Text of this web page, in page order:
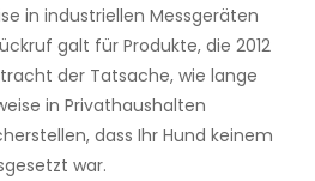
in industriellen Messgeräten
galt für Produkte, die 2012
der Tatsache, wie lange
in Privathaushalten
dass Ihr Hund keinem
war.